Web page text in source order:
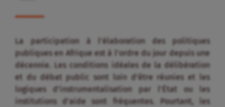
La participation à l’élaboration des politiques
publiques en Afrique est à l’ordre du jour depuis une
décennie. Les conditions idéales de la délibération
et du débat public sont loin d’être réunies et les
logiques d’instrumentalisation par l’État ou les
institutions d’aide sont fréquentes. Pourtant, les